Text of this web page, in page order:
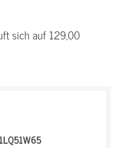
sich auf 129,00